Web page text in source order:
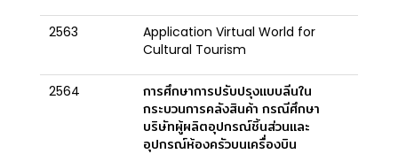
2563
Application Virtual World for
Cultural Tourism
2564
การศึกษาการปรับปรุงแบบลีนใน
กระบวนการคลังสินค้า กรณีศึกษา
บริษัทผู้ผลิตอุปกรณ์ชิ้นส่วนและ
อุปกรณ์ห้องครัวบนเครื่องบิน